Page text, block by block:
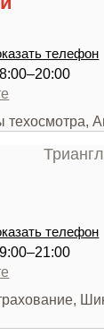
телефон
техосмотра,
телефон